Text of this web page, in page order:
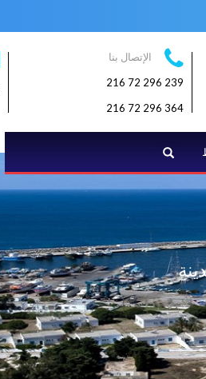
الإتصال بنا
239 296 72 216
364 296 72 216
البحث